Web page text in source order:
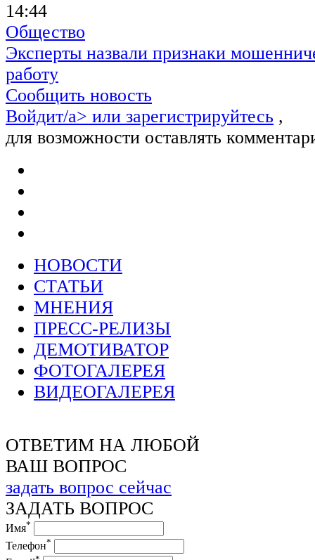
14:44
Общество
Эксперты назвали признаки
работу
Сообщить новость
Войдит/a> или зарегистрируйтесь ,
для возможности оставлять
НОВОСТИ
СТАТЬИ
МНЕНИЯ
ПРЕСС-РЕЛИЗЫ
ДЕМОТИВАТОР
ФОТОГАЛЕРЕЯ
ВИДЕОГАЛЕРЕЯ
ОТВЕТИМ НА ЛЮБОЙ
ВАШ ВОПРОС
задать вопрос сейчас
ЗАДАТЬ ВОПРОС
Имя*
Телефон*